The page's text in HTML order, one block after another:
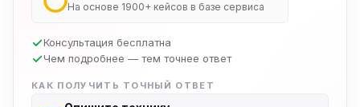
На основе 1900+ кейсов в базе сервиса
Консультация бесплатна
Чем подробнее — тем точнее ответ
КАК ПОЛУЧИТЬ ТОЧНЫЙ ОТВЕТ